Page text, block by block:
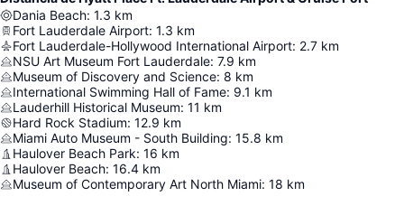
Dania Beach: 1.3 km
Fort Lauderdale Airport: 1.3 km
Fort Lauderdale-Hollywood International Airport: 2.7 km
NSU Art Museum Fort Lauderdale: 7.9 km
Museum of Discovery and Science: 8 km
International Swimming Hall of Fame: 9.1 km
Lauderhill Historical Museum: 11 km
Hard Rock Stadium: 12.9 km
Miami Auto Museum - South Building: 15.8 km
Haulover Beach Park: 16 km
Haulover Beach: 16.4 km
Museum of Contemporary Art North Miami: 18 km